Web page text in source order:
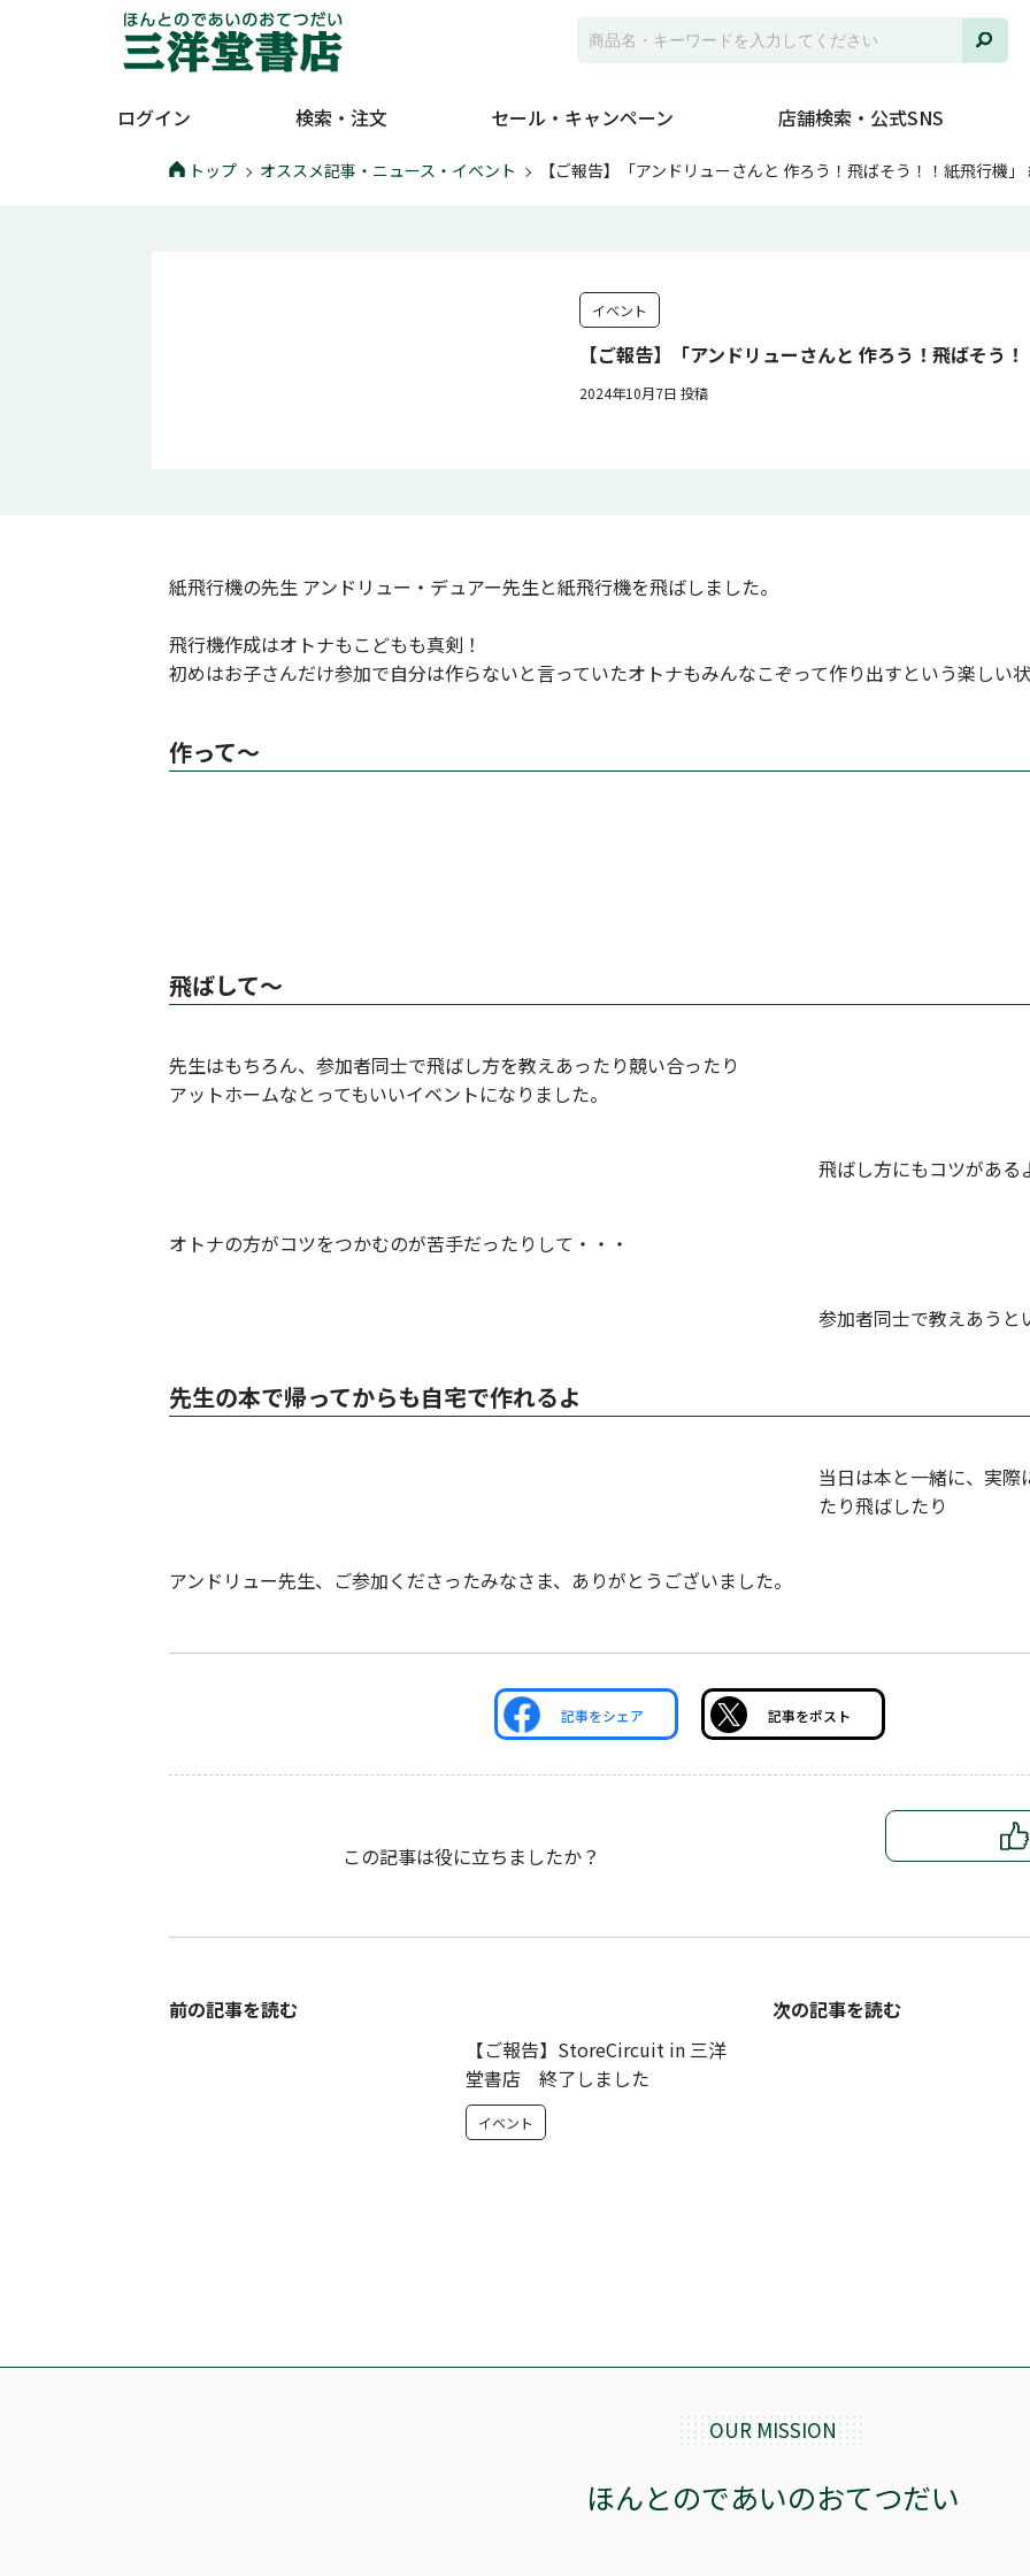
ログイン 検索・注文 セール・キャンペーン 店舗検索・公式SNS
トップ オススメ記事・ニュース・イベント 【ご報告】「アンドリューさんと 作ろう！飛ばそう！！紙飛行機
イベント
【ご報告】「アンドリューさんと 作ろう！飛ばそう
2024年10月7日 投稿
紙飛行機の先生 アンドリュー・デュアー先生と紙飛行機を飛ばしました。
飛行機作成はオトナもこどもも真剣！
初めはお子さんだけ参加で自分は作らないと言っていたオトナもみんなこぞって作り出すという楽しい
作って～
飛ばして～
先生はもちろん、参加者同士で飛ばし方を教えあったり競い合ったり
アットホームなとってもいいイベントになりました。
飛ばし方にもコツがある
オトナの方がコツをつかむのが苦手だったりして・・・
参加者同士で教えあうと
先生の本で帰ってからも自宅で作れるよ
当日は本と一緒に、実
たり飛ばしたり
アンドリュー先生、ご参加くださったみなさま、ありがとうございました。
記事をシェア 記事をポスト
この記事は役に立ちましたか？
前の記事を読む
【ご報告】StoreCircuit in 三洋
堂書店 終了しました
イベント
次の記事を読む
OUR MISSION
ほんとのであいのおてつだい